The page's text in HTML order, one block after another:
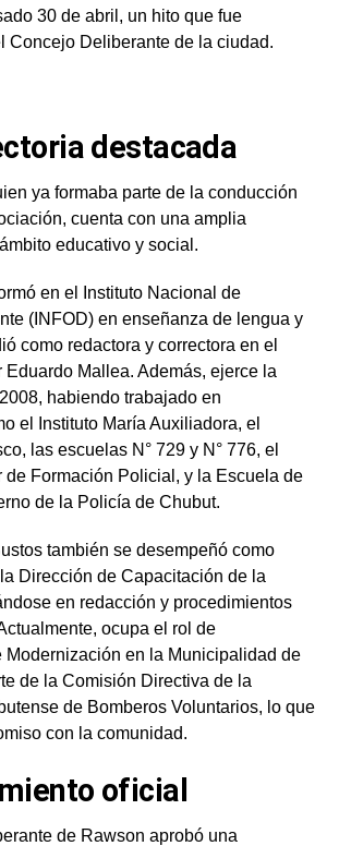
30 de abril, un hito que fue
Concejo Deliberante de la ciudad.
destacada
ya formaba parte de la conducción
cuenta con una amplia
educativo y social.
en el Instituto Nacional de
(INFOD) en enseñanza de lengua y
como redactora y correctora en el
Eduardo Mallea. Además, ejerce la
habiendo trabajado en
el Instituto María Auxiliadora, el
las escuelas N° 729 y N° 776, el
de Formación Policial, y la Escuela de
de la Policía de Chubut.
también se desempeñó como
Dirección de Capacitación de la
en redacción y procedimientos
ocupa el rol de
Modernización en la Municipalidad de
de la Comisión Directiva de la
de Bomberos Voluntarios, lo que
con la comunidad.
oficial
de Rawson aprobó una